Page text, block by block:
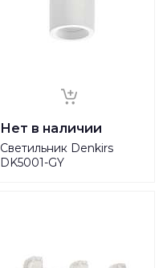
Нет в наличии
Светильник Denkirs
DK5001-GY